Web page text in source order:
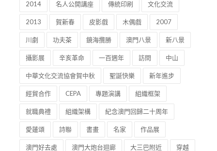
選美澳門 莆仙鯉聲迎中秋 2025澳門文化講座
2014 名人公開講座 傳統印刷 文化交流
2013 賀新春 皮影戲 木偶戲 2007
川劇 功夫茶 鏡海攬勝 澳門八景 新八景
攝影展 辛亥革命 一百週年 訪問 中山
中華文化交流協會賀中秋 聖誕快樂 新年進步
經貿合作 CEPA 專題演講 組織框架
就職典禮 組織架構 紀念澳門回歸二十周年